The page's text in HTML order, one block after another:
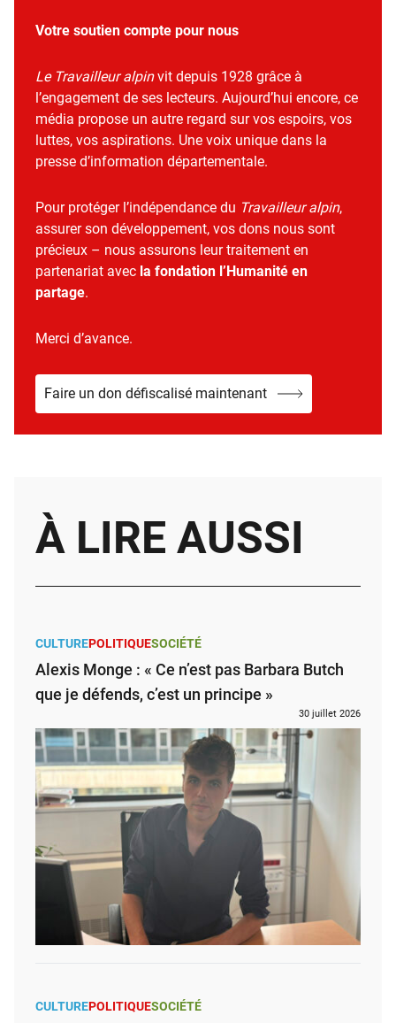
Votre soutien compte pour nous
Le Travailleur alpinvit depuis 1928 grâce à
l’engagement de ses lecteurs. Aujourd’hui encore, ce
média propose un autre regard sur vos espoirs, vos
luttes, vos aspirations. Une voix unique dans la
presse d’information départementale.
Pour protéger l’indépendance du Travailleur alpin,
assurer son développement, vos dons nous sont
précieux – nous assurons leur traitement en
partenariat avec la fondation l’Humanité en
partage.
Merci d’avance.
Faire un don défiscalisé maintenant
À LIRE AUSSI
CULTUREPOLITIQUESOCIÉTÉ
Alexis Monge : « Ce n’est pas Barbara Butch
que je défends, c’est un principe »
30 juillet 2026
CULTUREPOLITIQUESOCIÉTÉ